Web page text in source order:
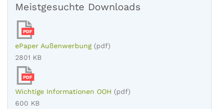
Meistgesuchte Downloads
PDF
ePaper Außenwerbung (pdf)
2801 KB
PDF
Wichtige Informationen OOH (pdf)
600 KB